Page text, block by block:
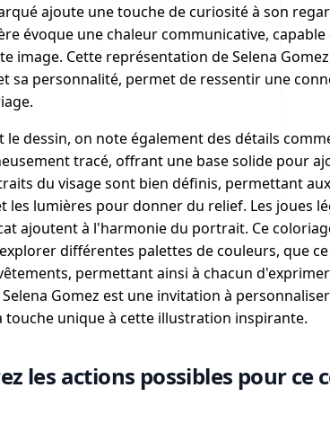
ajoute une touche de curiosité à son
évoque une chaleur communicative,
image. Cette représentation de Selena
sa personnalité, permet de ressentir une
le dessin, on note également des détails
tracé, offrant une base solide pour
du visage sont bien définis, permettant
les lumières pour donner du relief. Les joues
ajoutent à l'harmonie du portrait. Ce
différentes palettes de couleurs, que
permettant ainsi à chacun
Gomez est une invitation à
touche unique à cette illustration inspirante.
les actions possibles pour ce
mes coups de coeurs